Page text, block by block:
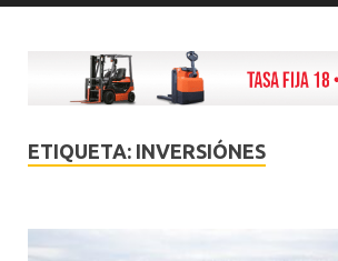
ETIQUETA: INVERSIÓNES